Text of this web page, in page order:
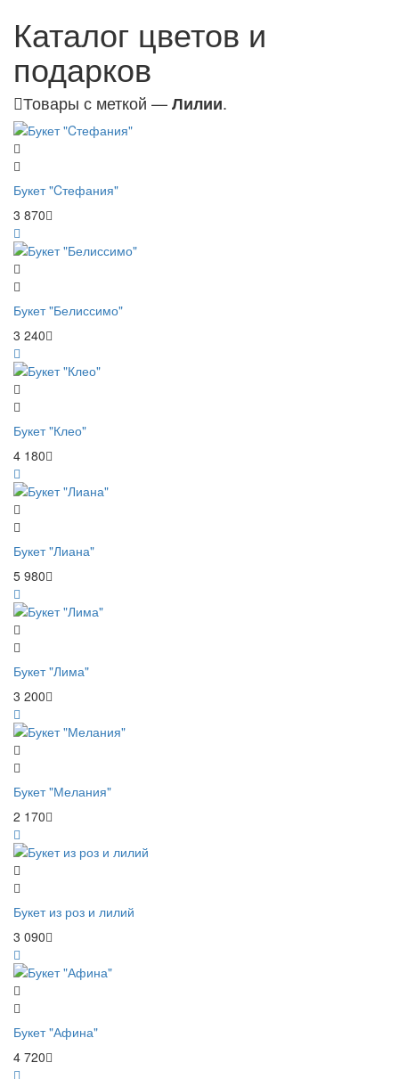
Каталог цветов и
подарков
Товары с меткой —Лилии.
Букет "Cтефания"
3 870
Букет "Белиссимо"
3 240
Букет "Клео"
4 180
Букет "Лиана"
5 980
Букет "Лима"
3 200
Букет "Мелания"
2 170
Букет из роз и лилий
3 090
Букет "Афина"
4 720